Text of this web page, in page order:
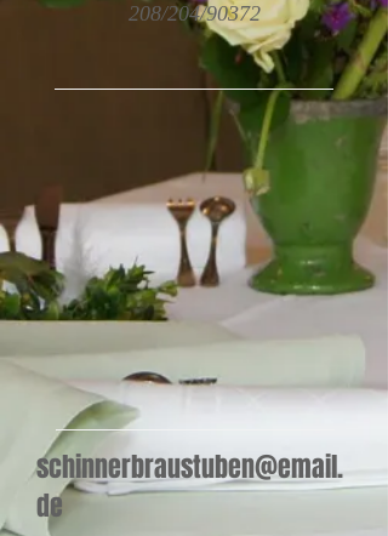
208/204/90372
schinnerbraustuben@email.
de